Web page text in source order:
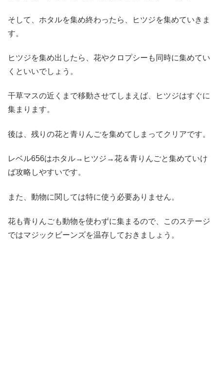
そして、ホタルを集め終わったら、ヒツジを集めていきま
す。
ヒツジを集め出したら、花やクロプシーも同時に集めてい
くといいでしょう。
干草マスの近くまで移動させてしまえば、ヒツジはすぐに
集まります。
後は、残りの花と青りんごを集めてしまってクリアです。
レベル656はホタル→ヒツジ→花＆青りんごと集めていけ
ば攻略しやすいです。
また、動物に関しては特に使う必要ありません。
花も青りんごも動物を使わずに集まるので、このステージ
ではマジックビーンズを温存しておきましょう。